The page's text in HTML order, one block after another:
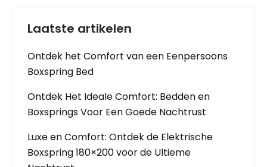
Laatste artikelen
Ontdek het Comfort van een Eenpersoons
Boxspring Bed
Ontdek Het Ideale Comfort: Bedden en
Boxsprings Voor Een Goede Nachtrust
Luxe en Comfort: Ontdek de Elektrische
Boxspring 180×200 voor de Ultieme